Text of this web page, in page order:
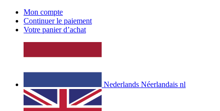
Mon compte
Continuer le paiement
Votre panier d’achat
Nederlands Néerlandais nl